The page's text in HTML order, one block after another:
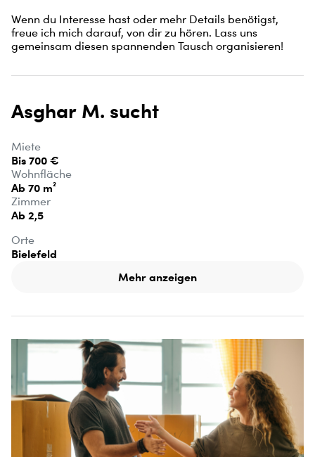
Wenn du Interesse hast oder mehr Details benötigst,
freue ich mich darauf, von dir zu hören. Lass uns
gemeinsam diesen spannenden Tausch organisieren!
Asghar M. sucht
Miete
Bis 700 €
Wohnfläche
Ab 70 m²
Zimmer
Ab 2,5
Orte
Bielefeld
Mehr anzeigen